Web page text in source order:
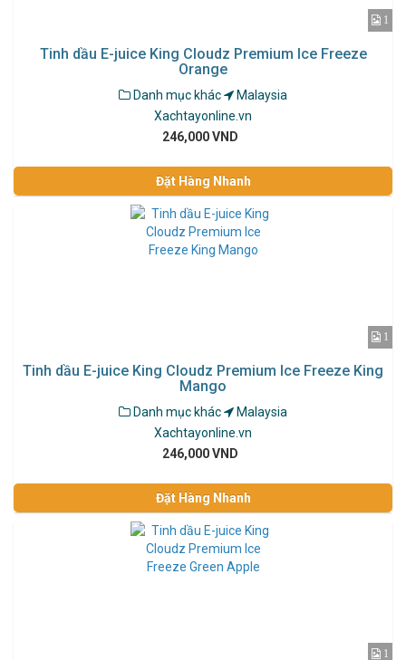
1
Tinh dầu E-juice King Cloudz Premium Ice Freeze
Orange
Danh mục khác
Malaysia
Xachtayonline.vn
246,000 VND
Đặt Hàng Nhanh
1
Tinh dầu E-juice King Cloudz Premium Ice Freeze King
Mango
Danh mục khác
Malaysia
Xachtayonline.vn
246,000 VND
Đặt Hàng Nhanh
1